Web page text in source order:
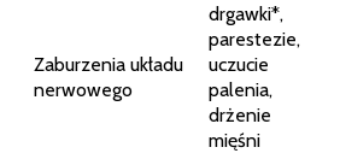
Zaburzenia układu
nerwowego
drgawki*,
parestezie,
uczucie
palenia,
drżenie
mięśni